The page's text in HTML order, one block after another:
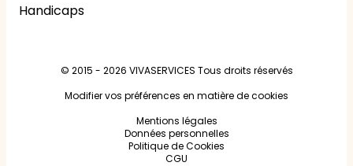
Handicaps
© 2015 - 2026 VIVASERVICES Tous droits réservés
Modifier vos préférences en matière de cookies
Mentions légales
Données personnelles
Politique de Cookies
CGU